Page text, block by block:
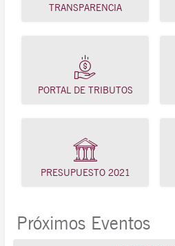
TRANSPARENCIA
PORTAL DE TRIBUTOS
PRESUPUESTO 2021
Próximos Eventos